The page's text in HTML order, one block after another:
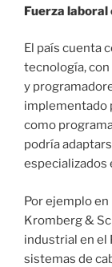
Fuerza laboral
El país cuenta
tecnología,
y
implementado
como
podría
especializados
Por ejemplo en
Kromberg &
industrial en el
sistemas de